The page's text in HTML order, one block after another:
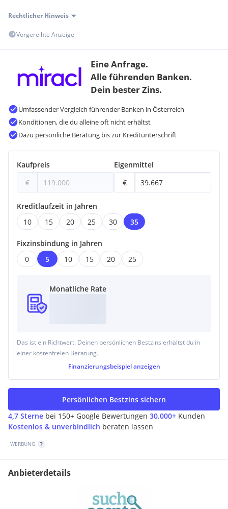
Rechtlicher Hinweis
Vorgereihte Anzeige
Eine Anfrage.
Alle führenden Banken.
Dein bester Zins.
Umfassender Vergleich führender Banken in Österreich
Konditionen, die du alleine oft nicht erhältst
Dazu persönliche Beratung bis zur Kreditunterschrift
Kaufpreis
€
Eigenmittel
€
Kreditlaufzeit in Jahren
10
15 20 25 30 35
Fixzinsbindung in Jahren
0
5 10 15 20 25
Monatliche Rate
Das ist ein Richtwert. Deinen persönlichen Bestzins erhältst du in
einer kostenfreien Beratung.
Finanzierungsbeispiel anzeigen
4,7 Sterne bei 150+ Google Bewertungen 30.000+ Kunden
Kostenlos & unverbindlich beraten lassen
Persönlichen Bestzins sichern
WERBUNG
Anbieterdetails